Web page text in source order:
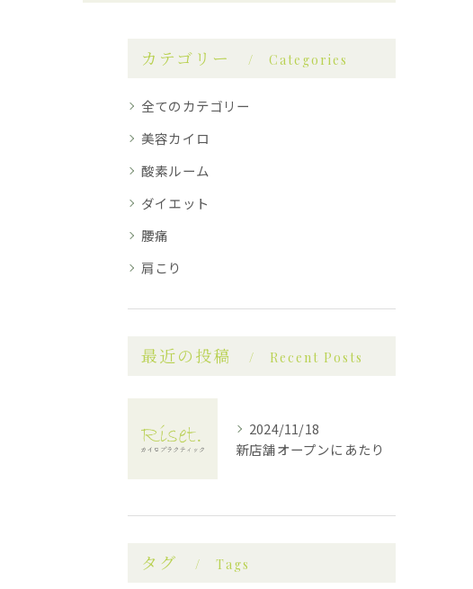
カテゴリー Categories
全てのカテゴリー
美容カイロ
酸素ルーム
ダイエット
腰痛
肩こり
最近の投稿 Recent Posts
2024/11/18
新店舗オープンにあたり
タグ Tags